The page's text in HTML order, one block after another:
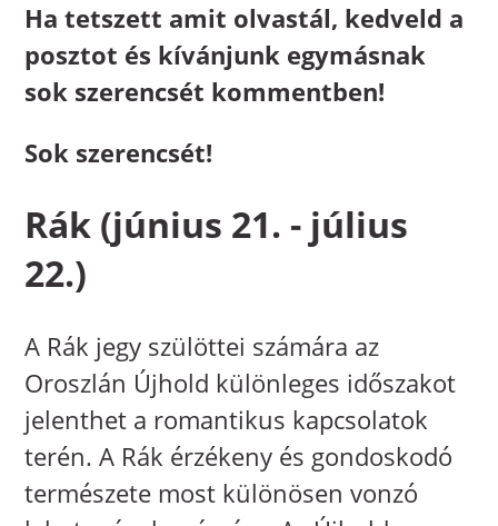
Ha tetszett amit olvastál, kedveld a
posztot és kívánjunk egymásnak
sok szerencsét kommentben!
Sok szerencsét!
Rák (június 21. - július
22.)
A Rák jegy szülöttei számára az
Oroszlán Újhold különleges időszakot
jelenthet a romantikus kapcsolatok
terén. A Rák érzékeny és gondoskodó
természete most különösen vonzó